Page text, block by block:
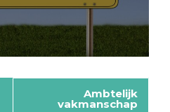
Ambtelijk
vakmanschap